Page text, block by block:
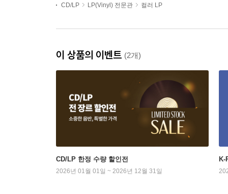
CD/LP
LP(Vinyl) 전문관 컬러 LP
이 상품의 이벤트 (2개)
CD/LP 한정 수량 할인전
2026년 01월 01일 ~ 2026년 12월 31일
K-